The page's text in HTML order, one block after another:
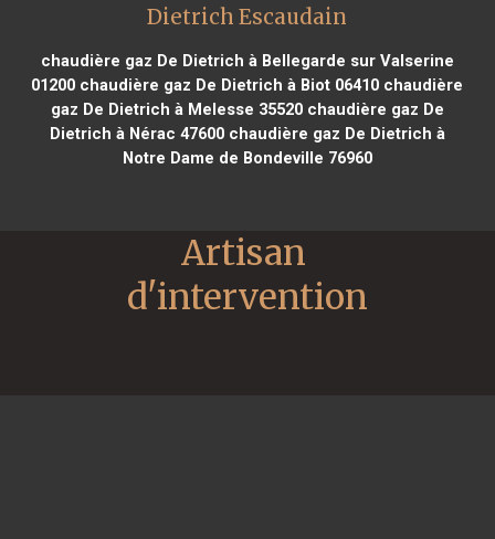
Dietrich Escaudain
chaudière gaz De Dietrich à Bellegarde sur Valserine
01200 chaudière gaz De Dietrich à Biot 06410 chaudière
gaz De Dietrich à Melesse 35520chaudière gaz De
Dietrich à Nérac 47600chaudière gaz De Dietrich à
Notre Dame de Bondeville 76960
Artisan
d'intervention